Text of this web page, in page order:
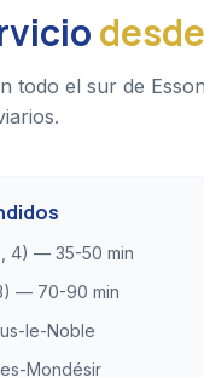
todo el sur de
4) — 35-50 min
— 70-90 min
le-Noble
Mondésir